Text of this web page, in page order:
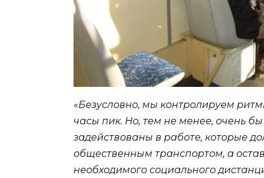
«Безусловно, мы контролируем
часы пик. Но, тем не менее, очень
задействованы в работе, которые
общественным транспортом, а
необходимого социального